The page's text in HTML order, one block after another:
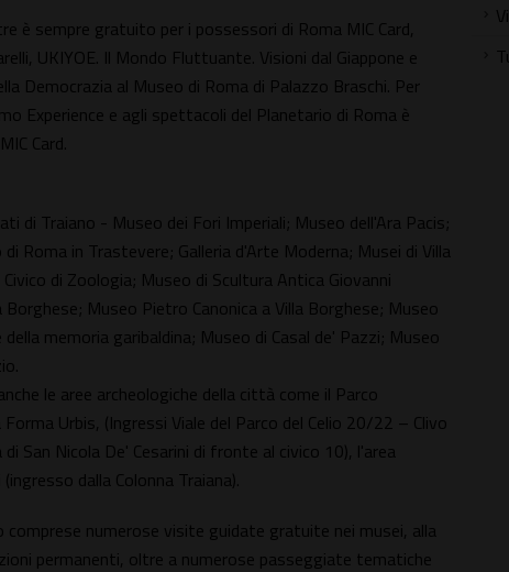
è sempre gratuito per i possessori di Roma MIC Card,
UKIYOE. Il Mondo Fluttuante. Visioni dal Giappone e
Democrazia al Museo di Roma di Palazzo Braschi. Per
Experience e agli spettacoli del Planetario di Roma è
Card.
di Traiano - Museo dei Fori Imperiali; Museo dell'Ara Pacis;
Roma in Trastevere; Galleria d'Arte Moderna; Musei di Villa
di Zoologia; Museo di Scultura Antica Giovanni
Museo Pietro Canonica a Villa Borghese; Museo
memoria garibaldina; Museo di Casal de' Pazzi; Museo
le aree archeologiche della città come il Parco
Urbis, (Ingressi Viale del Parco del Celio 20/22 – Clivo
San Nicola De' Cesarini di fronte al civico 10), l'area
dalla Colonna Traiana).
numerose visite guidate gratuite nei musei, alla
permanenti, oltre a numerose passeggiate tematiche